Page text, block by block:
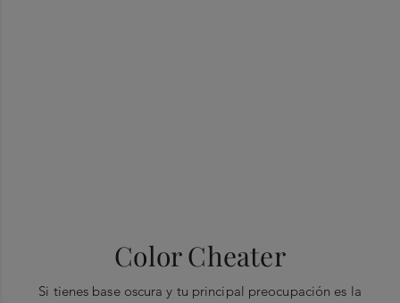
Color Cheater
Si tienes base oscura y tu principal preocupación es la